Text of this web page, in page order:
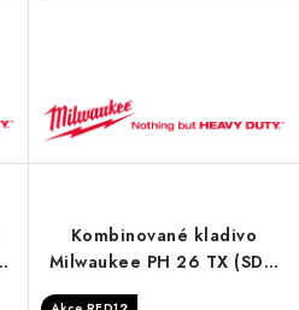
Kombinované kladivo
Milwaukee PH 26 TX (SDS-